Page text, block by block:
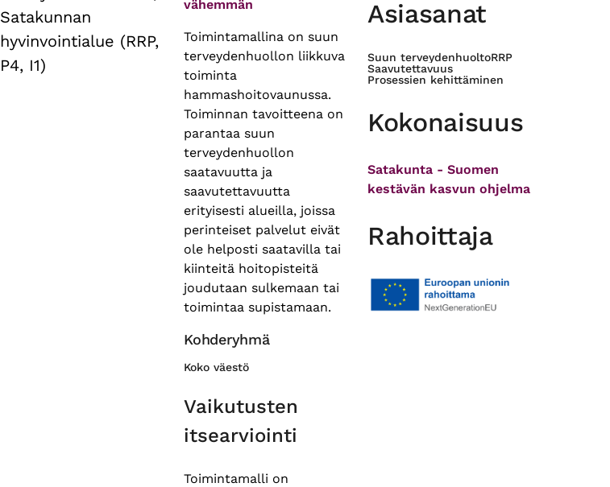
Satakunnan
hyvinvointialue (RRP,
P4, I1)
vähemmän
Toimintamallina on suun
terveydenhuollon liikkuva
toiminta
hammashoitovaunussa.
Toiminnan tavoitteena on
parantaa suun
terveydenhuollon
saatavuutta ja
saavutettavuutta
erityisesti alueilla, joissa
perinteiset palvelut eivät
ole helposti saatavilla tai
kiinteitä hoitopisteitä
joudutaan sulkemaan tai
toimintaa supistamaan.
Kohderyhmä
Koko väestö
Vaikutusten
itsearviointi
Toimintamalli on
Asiasanat
Suun terveydenhuoltoRRP
Saavutettavuus
Prosessien kehittäminen
Kokonaisuus
Satakunta - Suomen
kestävän kasvun ohjelma
Rahoittaja